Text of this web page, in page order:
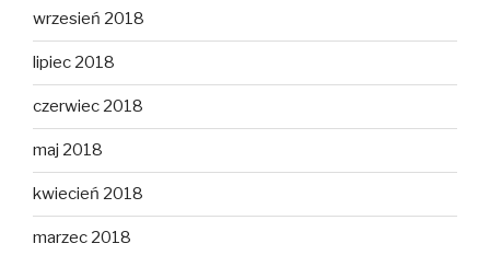
wrzesień 2018
lipiec 2018
czerwiec 2018
maj 2018
kwiecień 2018
marzec 2018